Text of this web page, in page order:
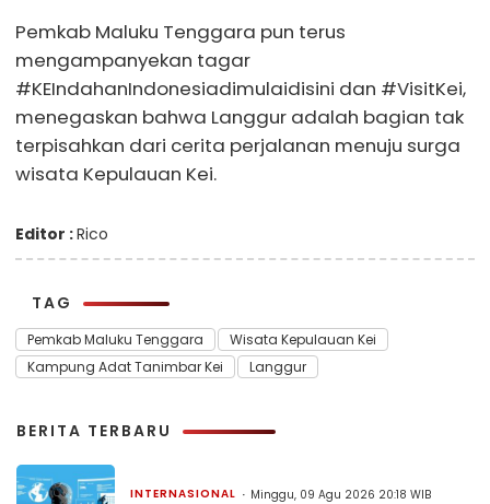
Pemkab Maluku Tenggara pun terus
mengampanyekan tagar
#KEIndahanIndonesiadimulaidisini dan #VisitKei,
menegaskan bahwa Langgur adalah bagian tak
terpisahkan dari cerita perjalanan menuju surga
wisata Kepulauan Kei.
Editor :Rico
TAG
Pemkab Maluku Tenggara
Wisata Kepulauan Kei
Kampung Adat Tanimbar Kei
Langgur
BERITA TERBARU
INTERNASIONAL Minggu, 09 Agu 2026 20:18 WIB